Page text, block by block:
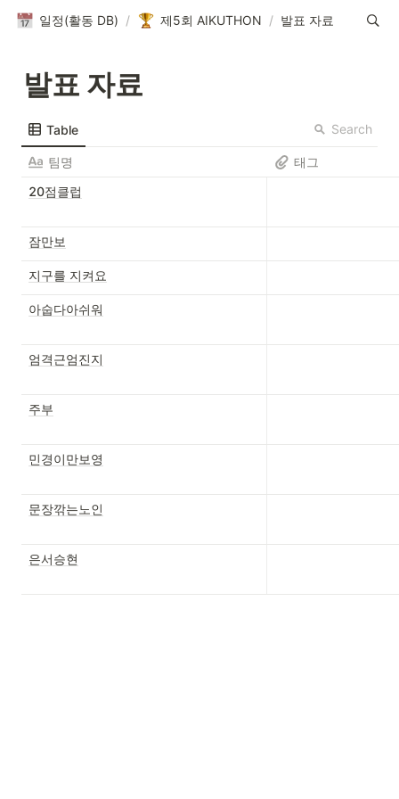
일정(활동 DB) / 제5회 AIKUTHON / 발표 자료
발표 자료
Table Search
팀명
태그
20점클럽
잠만보
지구를 지켜요
아숩다아쉬워
엄격근엄진지
주부
민경이만보영
문장깎는노인
은서승현